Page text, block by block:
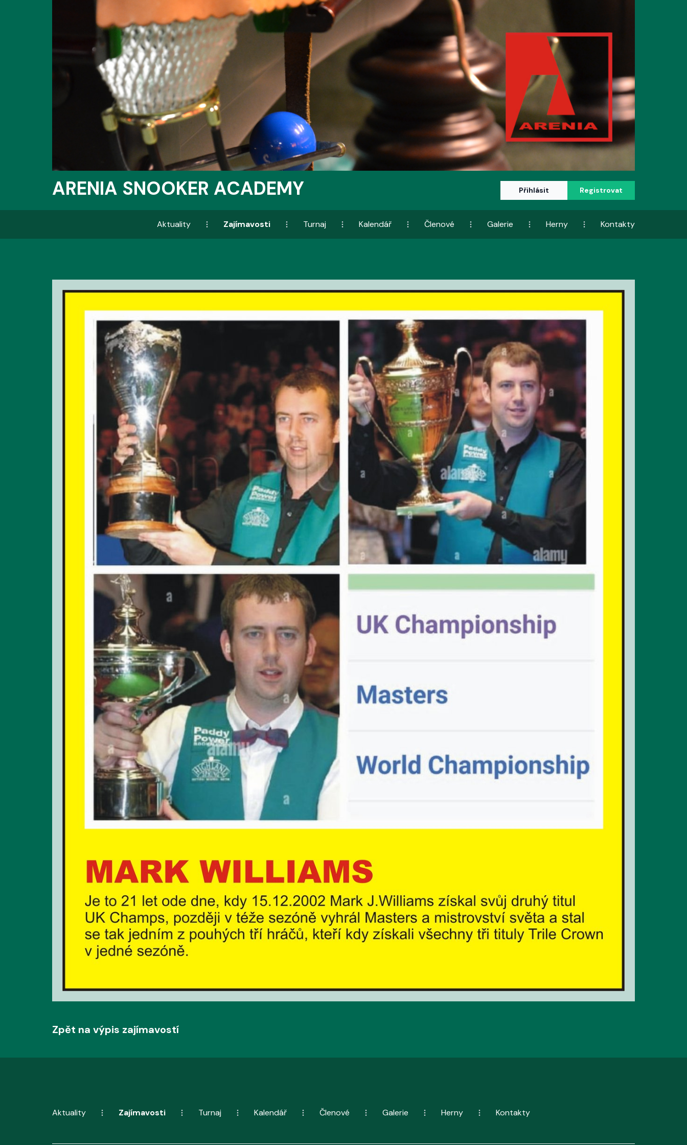
ARENIA SNOOKER ACADEMY Přihlásit Registrovat
Aktuality Zajímavosti Turnaj Kalendář Členové Galerie Herny Kontakty
Zpět na výpis zajímavostí
Aktuality Zajímavosti Turnaj Kalendář Členové Galerie Herny Kontakty